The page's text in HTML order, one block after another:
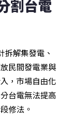
割台電
拆解集發電、
民間發電業與
，市場自由化
台電無法提高
修法。